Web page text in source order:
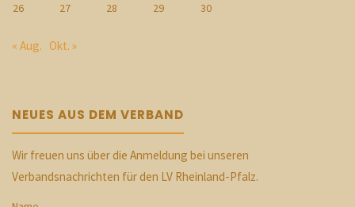
26
27 28 29 30
« Aug. Okt. »
NEUES AUS DEM VERBAND
Wir freuen uns über die Anmeldung bei unseren
Verbandsnachrichten für den LV Rheinland-Pfalz.